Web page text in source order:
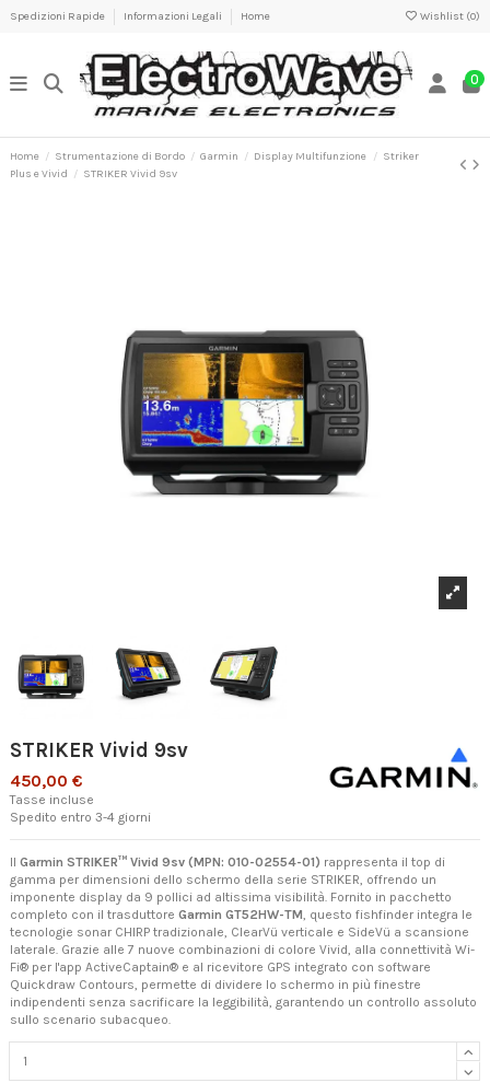
Spedizioni Rapide Informazioni Legali Home Wishlist (0)
0
Home Strumentazione di Bordo Garmin Display Multifunzione
Striker
Plus e Vivid
STRIKER Vivid 9sv
STRIKER Vivid 9sv
450,00 €
Tasse incluse
Spedito entro 3-4 giorni
Il Garmin STRIKER™ Vivid 9sv (MPN: 010-02554-01) rappresenta il top di
gamma per dimensioni dello schermo della serie STRIKER, offrendo un
imponente display da 9 pollici ad altissima visibilità. Fornito in pacchetto
completo con il trasduttore Garmin GT52HW-TM, questo fishfinder integra le
tecnologie sonar CHIRP tradizionale, ClearVü verticale e SideVü a scansione
laterale. Grazie alle 7 nuove combinazioni di colore Vivid, alla connettività Wi-
Fi® per l'app ActiveCaptain® e al ricevitore GPS integrato con software
Quickdraw Contours, permette di dividere lo schermo in più finestre
indipendenti senza sacrificare la leggibilità, garantendo un controllo assoluto
sullo scenario subacqueo.